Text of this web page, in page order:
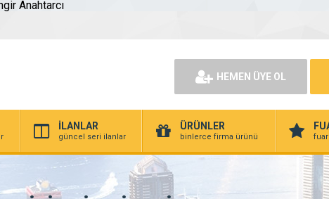
Anahtarcı
HEMEN ÜYE OL
İLANLAR
güncel seri ilanlar
ÜRÜNLER
binlerce firma ürünü fuar